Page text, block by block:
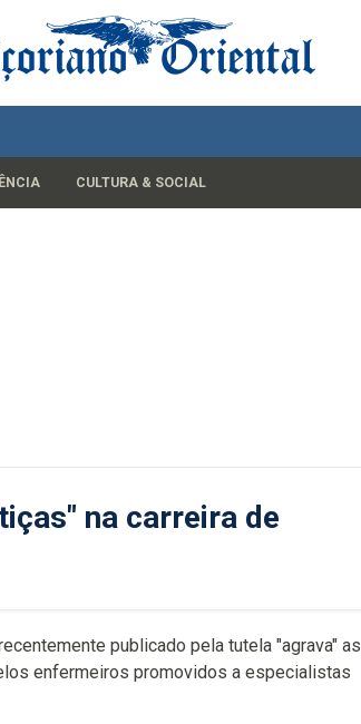
CULTURA & SOCIAL
na carreira de
publicado pela tutela "agrava" as
enfermeiros promovidos a especialistas